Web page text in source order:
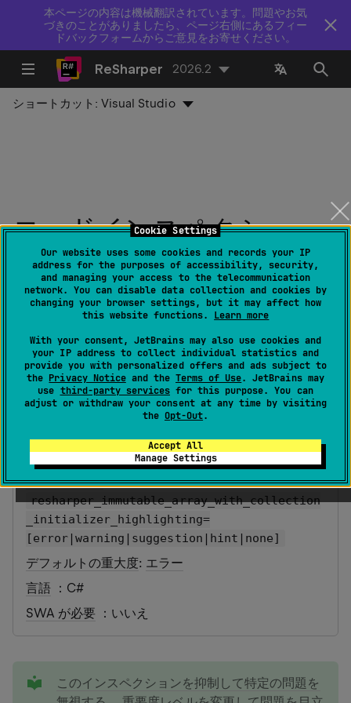
Cookie Settings
Our website uses some cookies and records your IP
address for the purposes of accessibility, security,
and managing your access to the telecommunication
network. You can disable data collection and cookies by
changing your browser settings, but it may affect how
this website functions. Learn more
With your consent, JetBrains may also use cookies and
your IP address to collect individual statistics and
provide you with personalized offers and ads subject to
the Privacy Noticeand the Terms of Use. JetBrains may
use third-party servicesfor this purpose. You can
adjust or withdraw your consent at any time by visiting
the Opt-Out.
Accept All
Manage Settings
本ページの内容は機械翻訳されています。問題やお気
づきのことがありましたら、ページ右側にあるフィー
ドバックフォームからご意見をお寄せください。
ReSharper 2026.2
ショートカット:Visual Studio
コードインスペクショ
ン：ImmutableArray<T>
とコレクションイニシャ
ライザー
最終更新日： 2026 年 7 月 16 日
カテゴリ
: 潜在的なコード品質の問題
ID：
ImmutableArrayWithCollectionInitializer
EditorConfig：
resharper_immutable_array_with_collection
_initializer_highlighting=
[error|warning|suggestion|hint|none]
デフォルトの重大度: エラー
言語 ：C#
SWA が必要 ：いいえ
このインスペクションを抑制して特定の問題を